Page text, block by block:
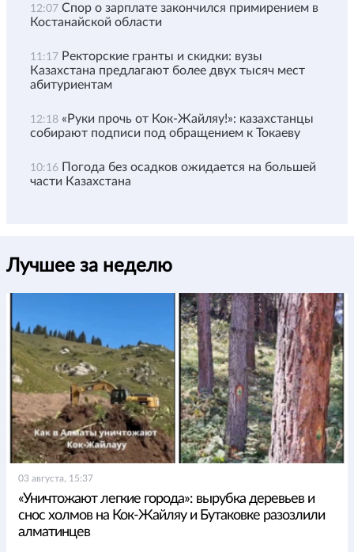
12:07 Спор о зарплате закончился примирением в
Костанайской области
11:17 Ректорские гранты и скидки: вузы
Казахстана предлагают более двух тысяч мест
абитуриентам
12:18 «Руки прочь от Кок-Жайляу!»: казахстанцы
собирают подписи под обращением к Токаеву
10:16 Погода без осадков ожидается на большей
части Казахстана
Лучшее за неделю
03 августа, 15:37
«Уничтожают легкие города»: вырубка деревьев и
снос холмов на Кок-Жайляу и Бутаковке разозлили
алматинцев